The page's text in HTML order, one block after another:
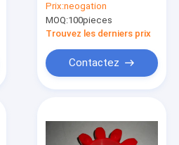
dureté de 90 à 98
shore A et
résistance à la
MPa dans des tailles
standard
Prix:neogation
MOQ:100pieces
Trouvez les derniers prix
Contactez